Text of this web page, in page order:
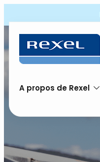
A propos de Rexel